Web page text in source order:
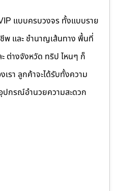
แบบครบวงจร ทั้งแบบราย
พ และ ชำนาญเส้นทาง พื้นที่
ต่างจังหวัด ทริป ไหนๆ ก็
เรา ลูกค้าจะได้รับทั้งความ
ปกรณ์อำนวยความสะดวก